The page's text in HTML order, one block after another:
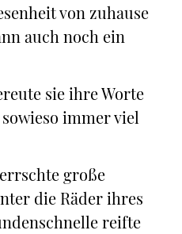
von zuhause
auch noch ein
sie ihre Worte
immer viel
große
die Räder ihres
reifte